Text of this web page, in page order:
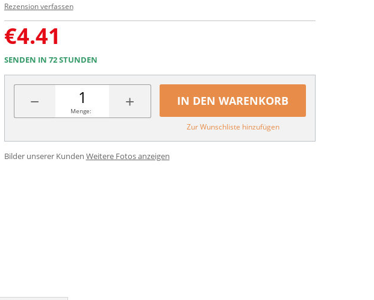
Rezension verfassen
€4.41
SENDEN IN 72 STUNDEN
− +
Menge:
IN DEN WARENKORB
Zur Wunschliste hinzufügen
Bilder unserer Kunden Weitere Fotos anzeigen